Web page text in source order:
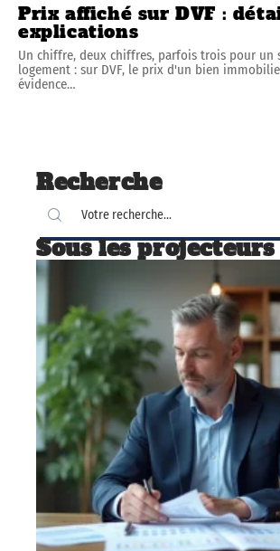
Prix affiché sur DVF :
explications
Un chiffre, deux chiffres, parfois trois pour un
logement : sur DVF, le prix d'un bien
évidence…
Recherche
Sous les projecteurs